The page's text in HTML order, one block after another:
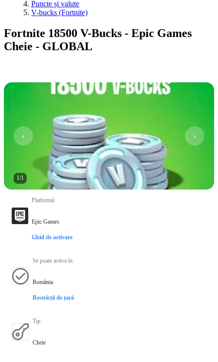
Puncte și valute
V-bucks (Fortnite)
Fortnite 18500 V-Bucks - Epic Games
Cheie - GLOBAL
1/1
Platformă:
Epic Games
Ghid de activare
Se poate activa în:
România
Restricții de țară
Tip:
Cheie